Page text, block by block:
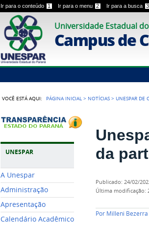
Ir para o conteúdo 1 Ir para o menu 2 Ir para a busca 3
Universidade Estadual
Campus de
VOCÊ ESTÁ AQUI: PÁGINA INICIAL > NOTÍCIAS > UNESPAR DE
UNESPAR
A Unespar
Administração
Apresentação
Calendário Acadêmico
da
publicado:24/02/
última modificação:
Por Milleni